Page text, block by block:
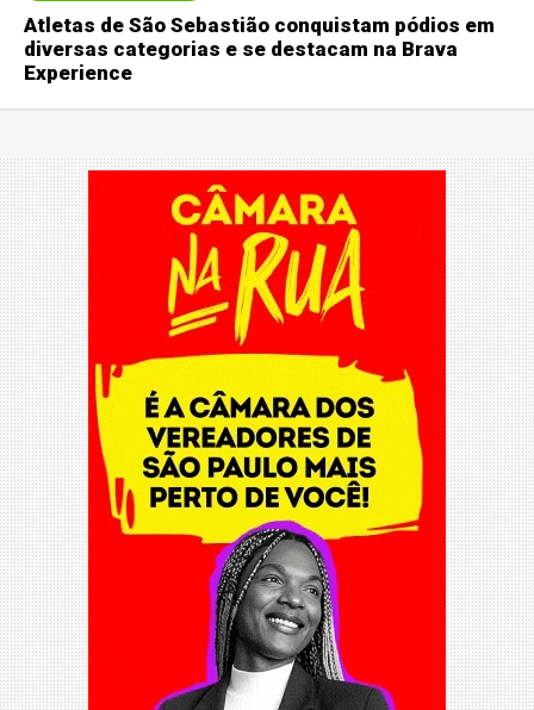
Atletas de São Sebastião conquistam pódios em
diversas categorias e se destacam na Brava
Experience